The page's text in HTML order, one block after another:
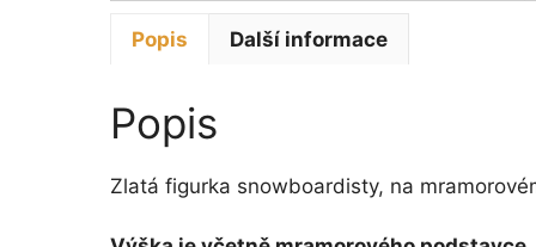
Popis Další informace
Popis
Zlatá figurka snowboardisty, na